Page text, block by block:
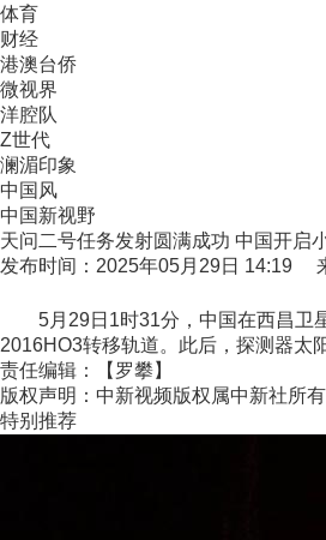
体育
财经
港澳台侨
微视界
洋腔队
Z世代
澜湄印象
中国风
中国新视野
天问二号任务发射圆满成功 中国开启
发布时间：2025年05月29日 14:19
5月29日1时31分，中国在西昌卫星
2016HO3转移轨道。此后，探测器太
责任编辑：【罗攀】
版权声明：中新视频版权属中新社所
特别推荐